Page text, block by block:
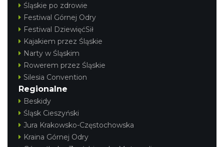
Koncert Sandry w Gliwicach
Gliwice
22.06 km
Śląskie po zdrowie
Festiwal Górnej Odry
Festiwal DziewięćSił
Kajakiem przez Śląskie
Narty w Śląskim
Rowerem przez Śląskie
Silesia Convention
Regionalne
Beskidy
Śląsk Cieszyński
Jura Krakowsko-Częstochowska
Kraina Górnej Odry